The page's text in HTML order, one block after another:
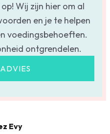
Wij zijn hier om al
en je te helpen
voedingsbehoeften.
ontgrendelen.
Evy